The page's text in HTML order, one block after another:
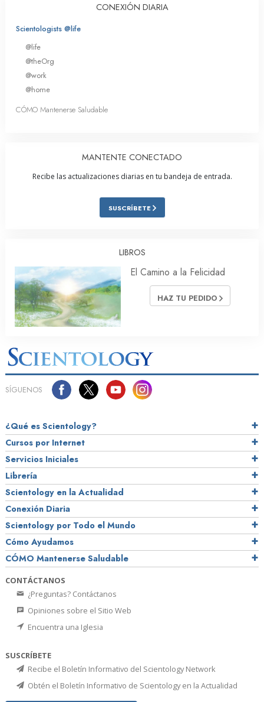
CONEXIÓN DIARIA
Scientologists @life
@life
@theOrg
@work
@home
CÓMO Mantenerse Saludable
MANTENTE CONECTADO
Recibe las actualizaciones diarias en tu bandeja de entrada.
SUSCRÍBETE
LIBROS
El Camino a la Felicidad
HAZ TU PEDIDO
SÍGUENOS
¿Qué es Scientology?
Cursos por Internet
Servicios Iniciales
Librería
Scientology en la Actualidad
Conexión Diaria
Scientology por Todo el Mundo
Cómo Ayudamos
CÓMO Mantenerse Saludable
CONTÁCTANOS
¿Preguntas? Contáctanos
Opiniones sobre el Sitio Web
Encuentra una Iglesia
SUSCRÍBETE
Recibe el Boletín Informativo del Scientology Network
Obtén el Boletín Informativo de Scientology en la Actualidad